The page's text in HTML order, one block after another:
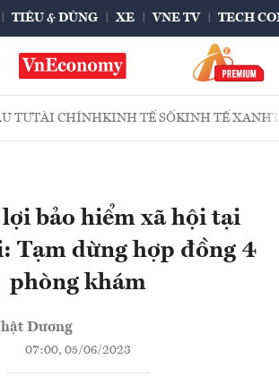
TIÊU & DÙNG XE VNE TV TECH
TƯTÀI CHÍNHKINH TẾ SỐKINH TẾ XANH
bảo hiểm xã hội tại
Tạm dừng hợp đồng 4
phòng khám
Dương
07:00, 05/06/2023